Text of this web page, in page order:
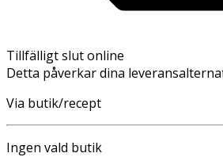
Tillfälligt slut online
Detta påverkar dina
Via butik/recept
Ingen vald butik